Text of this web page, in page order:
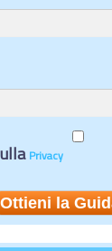
Privacy